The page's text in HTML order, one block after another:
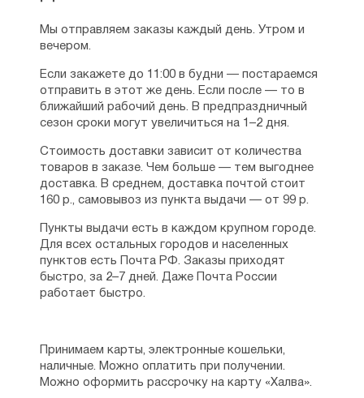
Мы отправляем заказы каждый день. Утром и
вечером.
Если закажете до 11:00 в будни — постараемся
отправить в этот же день. Если после — то в
ближайший рабочий день. В предпраздничный
сезон сроки могут увеличиться на 1–2 дня.
Стоимость доставки зависит от количества
товаров в заказе. Чем больше — тем выгоднее
доставка. В среднем, доставка почтой стоит
160 р., самовывоз из пункта выдачи — от 99 р.
Пункты выдачи есть в каждом крупном городе.
Для всех остальных городов и населенных
пунктов есть Почта РФ. Заказы приходят
быстро, за 2–7 дней. Даже Почта России
работает быстро.
Принимаем карты, электронные кошельки,
наличные. Можно оплатить при получении.
Можно оформить рассрочку на карту «Халва».